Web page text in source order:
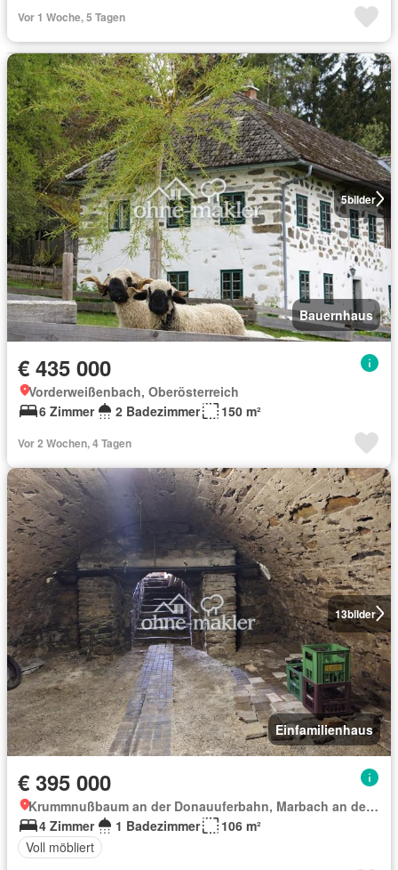
Vor 1 Woche, 5 Tagen
5bilder
Bauernhaus
€ 435 000
Vorderweißenbach, Oberösterreich
6 Zimmer
2 Badezimmer 150 m²
Vor 2 Wochen, 4 Tagen
13bilder
Einfamilienhaus
€ 395 000
Krummnußbaum an der Donauuferbahn, Marbach an der Donau
4 Zimmer
1 Badezimmer
106 m²
Voll möbliert